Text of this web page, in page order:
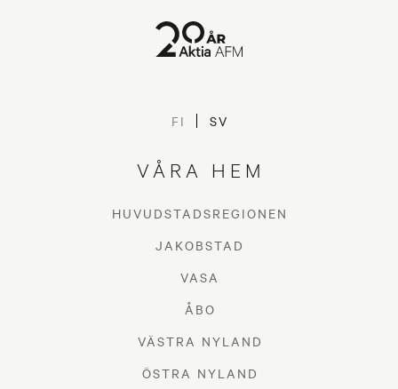
FI SV
VÅRA HEM
HUVUDSTADSREGIONEN
JAKOBSTAD
VASA
ÅBO
VÄSTRA NYLAND
ÖSTRA NYLAND